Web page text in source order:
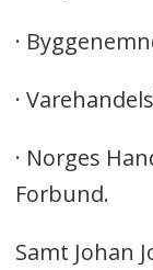
·
·
· Norges
Forbund.
Samt Johan